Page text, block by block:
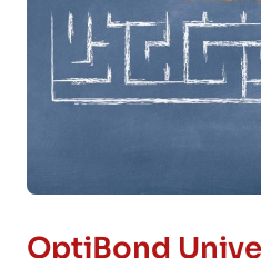
OptiBond